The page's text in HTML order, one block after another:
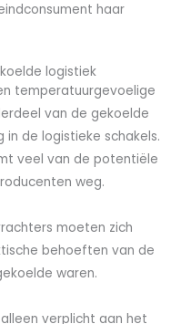
haar
logistiek
temperatuurgevoelige
van de gekoelde
de logistieke schakels.
veel van de potentiële
weg.
moeten zich
behoeften van de
waren.
verplicht aan het